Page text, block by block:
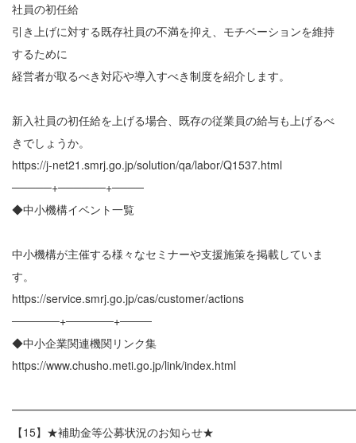
社員の初任給
引き上げに対する既存社員の不満を抑え、モチベーションを維持
するために
経営者が取るべき対応や導入すべき制度を紹介します。
新入社員の初任給を上げる場合、既存の従業員の給与も上げるべ
きでしょうか。
https://j-net21.smrj.go.jp/solution/qa/labor/Q1537.html
─────+──────+────
◆中小機構イベント一覧
中小機構が主催する様々なセミナーや支援施策を掲載していま
す。
https://service.smrj.go.jp/cas/customer/actions
──────+──────+────
◆中小企業関連機関リンク集
https://www.chusho.meti.go.jp/link/index.html
【15】★補助金等公募状況のお知らせ★